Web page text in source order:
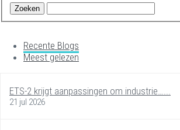
Recente Blogs
Meest gelezen
ETS-2 krijgt aanpassingen om industrie…...
21 jul 2026